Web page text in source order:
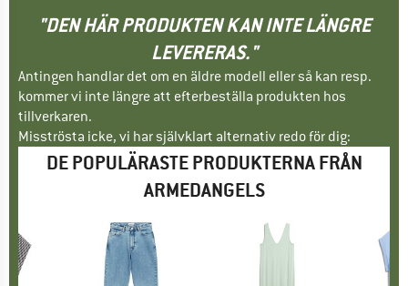
"DEN HÄR PRODUKTEN KAN INTE LÄNGRE
LEVERERAS."
Antingen handlar det om en äldre modell eller så kan resp.
kommer vi inte längre att efterbeställa produkten hos
tillverkaren.
Misströsta icke, vi har självklart alternativ redo för dig:
DE POPULÄRASTE PRODUKTERNA FRÅN
ARMEDANGELS